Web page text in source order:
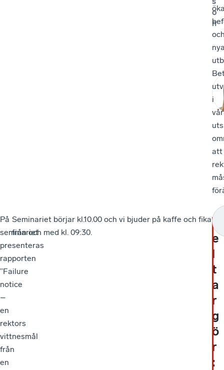
o
n
i
att
På
seminariet
presenteras
rapporten
”Failure
notice
–
en
rektors
vittnesmål
från
en
Seminariet börjar kl.10.00 och vi bjuder på kaffe och fika
från och med kl. 09:30.
D
e
l
t
a
r
g
ö
r
: